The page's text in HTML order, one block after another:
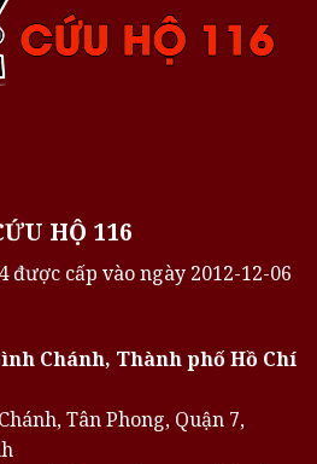
HỘ 116
được cấp vào ngày 2012-12-06
Chánh, Thành phố Hồ Chí
Tân Phong, Quận 7,